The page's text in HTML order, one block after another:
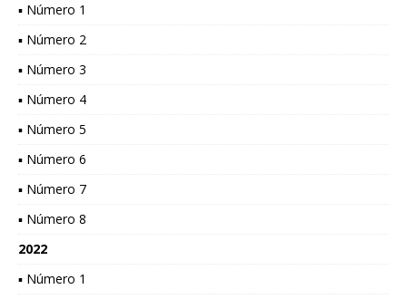
▪ Número 1
▪ Número 2
▪ Número 3
▪ Número 4
▪ Número 5
▪ Número 6
▪ Número 7
▪ Número 8
2022
▪ Número 1